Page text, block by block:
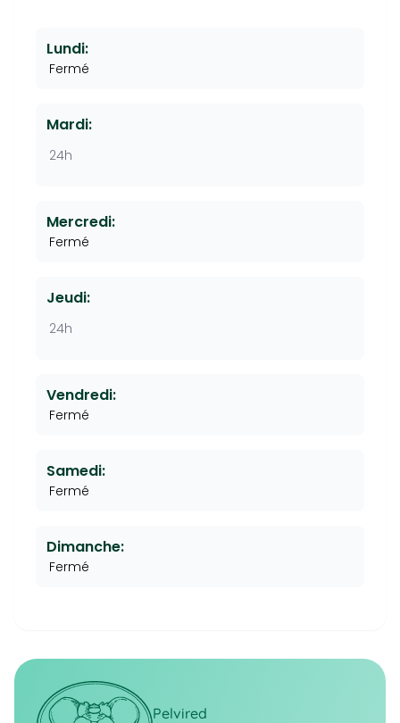
Lundi:
Fermé
Mardi:
24h
Mercredi:
Fermé
Jeudi:
24h
Vendredi:
Fermé
Samedi:
Fermé
Dimanche:
Fermé
Pelvired